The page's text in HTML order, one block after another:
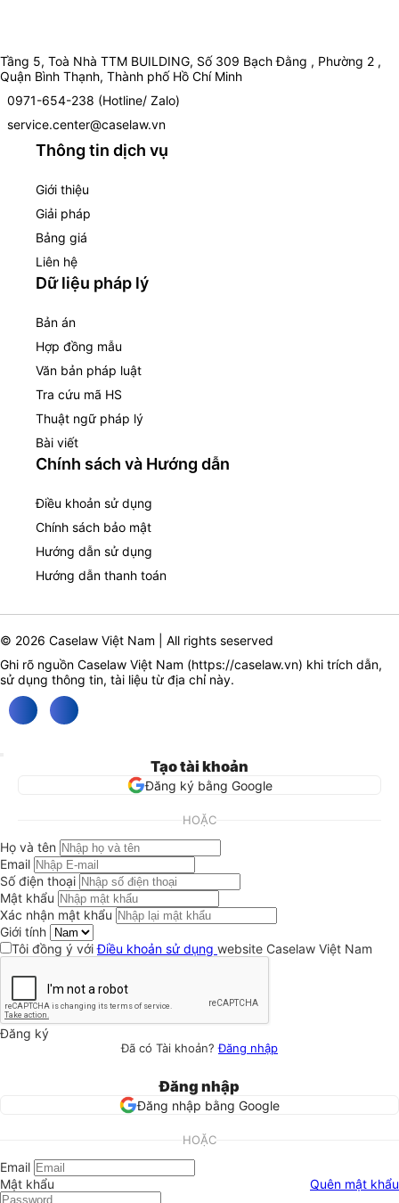
Tầng 5, Toà Nhà TTM BUILDING, Số 309 Bạch Đằng , Phường 2 ,
Quận Bình Thạnh, Thành phố Hồ Chí Minh
0971-654-238 (Hotline/ Zalo)
service.center@caselaw.vn
Thông tin dịch vụ
Giới thiệu
Giải pháp
Bảng giá
Liên hệ
Dữ liệu pháp lý
Bản án
Hợp đồng mẫu
Văn bản pháp luật
Tra cứu mã HS
Thuật ngữ pháp lý
Bài viết
Chính sách và Hướng dẫn
Điều khoản sử dụng
Chính sách bảo mật
Hướng dẫn sử dụng
Hướng dẫn thanh toán
© 2026 Caselaw Việt Nam | All rights seserved
Ghi rõ nguồn Caselaw Việt Nam (https://caselaw.vn) khi trích dẫn,
sử dụng thông tin, tài liệu từ địa chỉ này.
Tạo tài khoản
Đăng ký bằng Google
HOẶC
Họ và tên
Email
Số điện thoại
Mật khẩu
Xác nhận mật khẩu
Giới tính
Tôi đồng ý vớiĐiều khoản sử dụng website Caselaw Việt Nam
Đăng ký
Đã có Tài khoản?Đăng nhập
Đăng nhập
Đăng nhập bằng Google
HOẶC
Email
Mật khẩu
Quên mật khẩu